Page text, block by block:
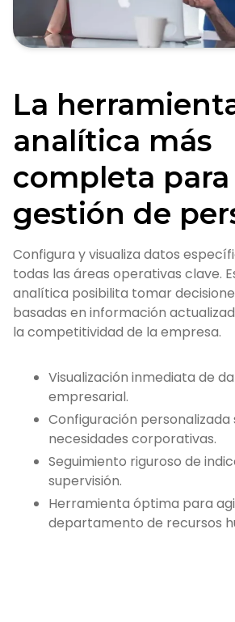
La
analítica más
completa para
gestión de
Configura y visualiza datos
todas las áreas operativas clave.
analítica posibilita tomar
basadas en información
la competitividad de la empresa.
Visualización inmediata de
empresarial.
Configuración personalizada
necesidades corporativas.
Seguimiento riguroso de
supervisión.
Herramienta óptima para
departamento de recursos